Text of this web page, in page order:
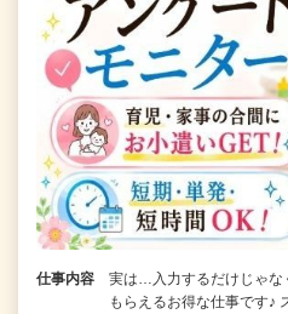
仕事内容
実は…入力するだけじゃな
もらえるお得な仕事です♪